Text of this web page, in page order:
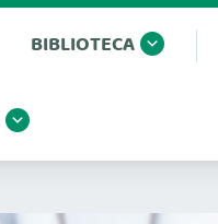
BIBLIOTECA